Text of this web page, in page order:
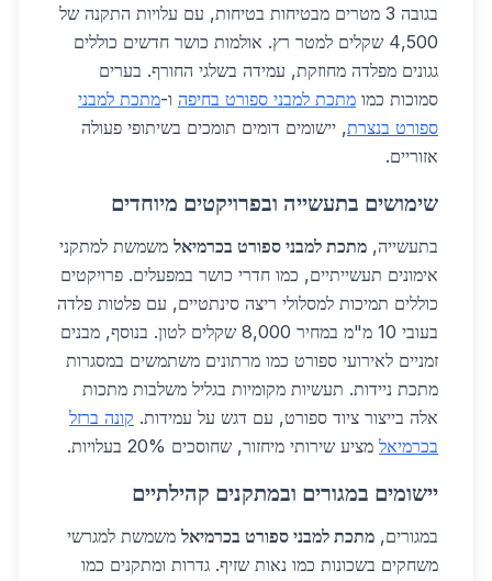
בגובה 3 מטרים מבטיחות בטיחות, עם עלויות התקנה של
4,500 שקלים למטר רץ. אולמות כושר חדשים כוללים
גגונים מפלדה מחוזקת, עמידה בשלגי החורף. בערים
סמוכות כמו מתכת למבני ספורט בחיפה ו-מתכת למבני
ספורט בנצרת, יישומים דומים תומכים בשיתופי פעולה
אזוריים.
שימושים בתעשייה ובפרויקטים מיוחדים
בתעשייה, מתכת למבני ספורט בכרמיאל משמשת למתקני
אימונים תעשייתיים, כמו חדרי כושר במפעלים. פרויקטים
כוללים תמיכות למסלולי ריצה סינתטיים, עם פלטות פלדה
בעובי 10 מ"מ במחיר 8,000 שקלים לטון. בנוסף, מבנים
זמניים לאירועי ספורט כמו מרתונים משתמשים במסגרות
מתכת ניידות. תעשיות מקומיות בגליל משלבות מתכות
אלה בייצור ציוד ספורט, עם דגש על עמידות. קונה ברזל
בכרמיאל מציע שירותי מיחזור, שחוסכים 20% בעלויות.
יישומים במגורים ובמתקנים קהילתיים
במגורים, מתכת למבני ספורט בכרמיאל משמשת למגרשי
משחקים בשכונות כמו נאות שזיף. גדרות ומתקנים כמו